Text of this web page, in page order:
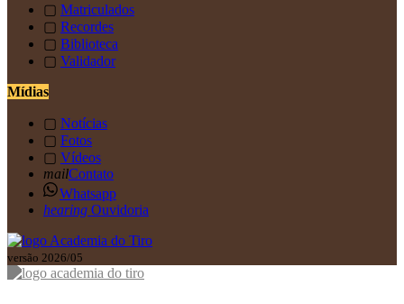
▢ Matriculados
▢ Recordes
▢ Biblioteca
▢ Validador
Mídias
▢ Notícias
▢ Fotos
▢ Vídeos
mailContato
Whatsapp
hearing Ouvidoria
versão 2026/05